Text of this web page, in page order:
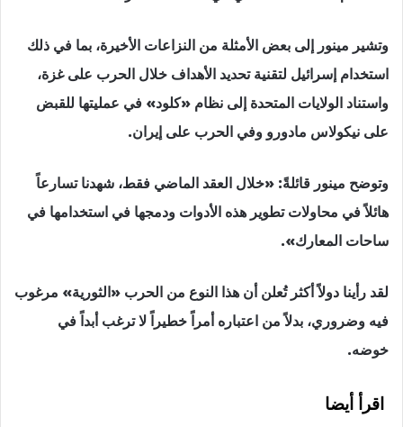
وتشير مينور إلى بعض الأمثلة من النزاعات الأخيرة، بما في ذلك
استخدام إسرائيل لتقنية تحديد الأهداف خلال الحرب على غزة،
واستناد الولايات المتحدة إلى نظام «كلود» في عمليتها للقبض
على نيكولاس مادورو وفي الحرب على إيران.
وتوضح مينور قائلةً: «خلال العقد الماضي فقط، شهدنا تسارعاً
هائلاً في محاولات تطوير هذه الأدوات ودمجها في استخدامها في
ساحات المعارك».
لقد رأينا دولاً أكثر تُعلن أن هذا النوع من الحرب «الثورية» مرغوب
فيه وضروري، بدلاً من اعتباره أمراً خطيراً لا ترغب أبداً في
خوضه.
اقرأ أيضا